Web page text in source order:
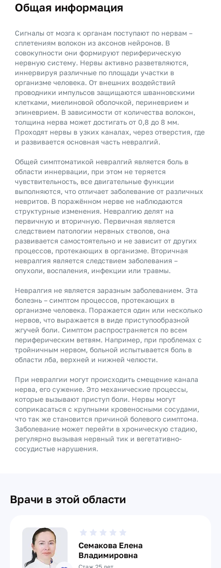
Общая информация
Сигналы от мозга к органам поступают по нервам –
сплетениям волокон из аксонов нейронов. В
совокупности они формируют периферическую
нервную систему. Нервы активно разветвляются,
иннервируя различные по площади участки в
организме человека. От внешних воздействий
проводники импульсов защищаются шванновскими
клетками, миелиновой оболочкой, периневрием и
эпиневрием. В зависимости от количества волокон,
толщина нерва может достигать от 0,8 до 8 мм.
Проходят нервы в узких каналах, через отверстия, где
и развивается основная часть невралгий.
Общей симптоматикой невралгий является боль в
области иннервации, при этом не теряется
чувствительность, все двигательные функции
выполняются, что отличает заболевание от различных
невритов. В поражённом нерве не наблюдаются
структурные изменения. Невралгию делят на
первичную и вторичную. Первичная является
следствием патологии нервных стволов, она
развивается самостоятельно и не зависит от других
процессов, протекающих в организме. Вторичная
невралгия является следствием заболевания –
опухоли, воспаления, инфекции или травмы.
Невралгия не является заразным заболеванием. Эта
болезнь – симптом процессов, протекающих в
организме человека. Поражается один или несколько
нервов, что выражается в виде приступообразной
жгучей боли. Симптом распространяется по всем
периферическим ветвям. Например, при проблемах с
тройничным нервом, больной испытывается боль в
области лба, верхней и нижней челюсти.
При невралгии могут происходить смещение канала
нерва, его сужение. Это механические процессы,
которые вызывают приступ боли. Нервы могут
соприкасаться с крупными кровеносными сосудами,
что так же становится причиной болевого симптома.
Заболевание может перейти в хроническую стадию,
регулярно вызывая нервный тик и вегетативно-
сосудистые нарушения.
Врачи в этой области
Семакова Елена
Владимировна